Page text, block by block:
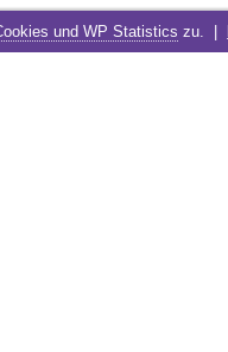
und WP Statistics zu. |